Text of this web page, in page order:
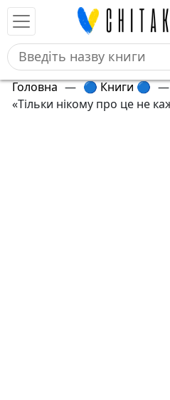
Головна — 🔵 Книги 🔵 —
«Тільки нікому про це не